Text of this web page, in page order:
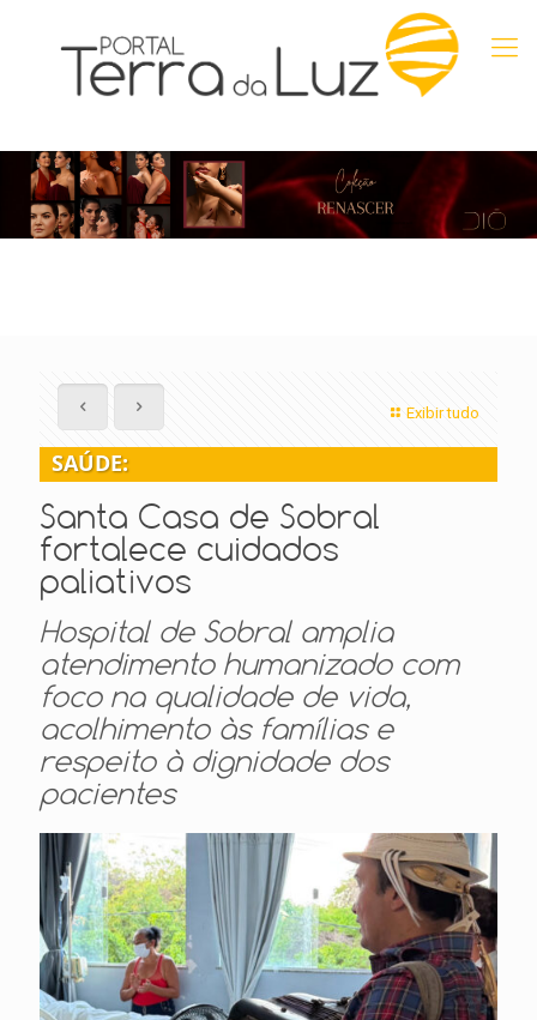
Exibir tudo
SAÚDE:
Santa Casa de Sobral
fortalece cuidados
paliativos
Hospital de Sobral amplia
atendimento humanizado com
foco na qualidade de vida,
acolhimento às famílias e
respeito à dignidade dos
pacientes